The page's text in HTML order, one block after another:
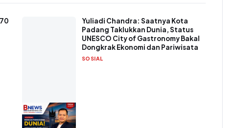
Yuliadi Chandra: Saatnya Kota
Padang Taklukkan Dunia, Status
UNESCO City of Gastronomy Bakal
Dongkrak Ekonomi dan Pariwisata
SOSIAL